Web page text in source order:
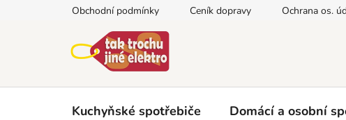
Obchodní podmínky Ceník dopravy Ochrana os.
Kuchyňské spotřebiče Domácí a osobní